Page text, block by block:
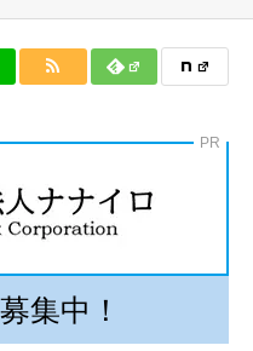
PR
集中！